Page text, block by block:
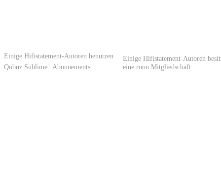
Einige Hifistatement-Autoren benutzen
Qobuz Sublime+ Abonnements.
Einige Hifistatement-Autoren
eine roon Mitgliedschaft.